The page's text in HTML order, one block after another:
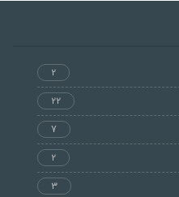
2
22
7
2
3